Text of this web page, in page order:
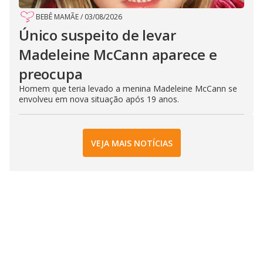
BEBÊ MAMÃE/ 03/08/2026
Único suspeito de levar
Madeleine McCann aparece e
preocupa
Homem que teria levado a menina Madeleine McCann se
envolveu em nova situação após 19 anos.
VEJA MAIS NOTÍCIAS